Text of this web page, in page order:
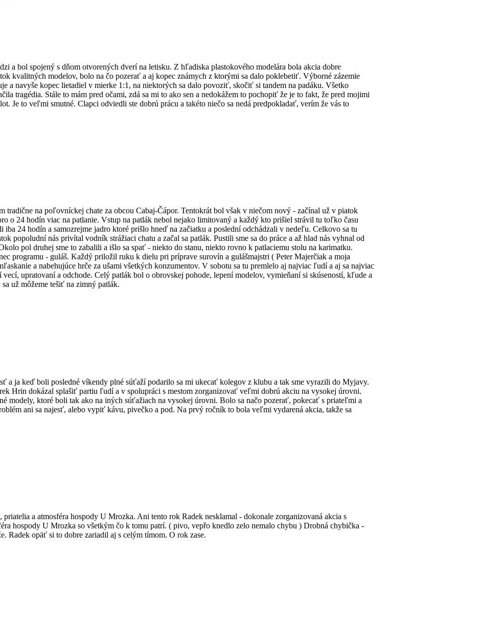
a bol spojený s dňom otvorených dverí na letisku. Z hľadiska plastokového modelára bola akcia dobre
kvalitných modelov, bolo na čo pozerať a aj kopec známych z ktorými sa dalo poklebetiť. Výborné zázemie
a navyše kopec lietadiel v mierke 1:1, na niektorých sa dalo povoziť, skočiť si tandem na padáku. Všetko
tragédia. Stále to mám pred očami, zdá sa mi to ako sen a nedokážem to pochopiť že je to fakt, že pred mojimi
Je to veľmi smutné. Clapci odviedli ste dobrú prácu a takéto niečo sa nedá predpokladať, verím že vás to
tradične na poľovníckej chate za obcou Cabaj-Čápor. Tentokrát bol však v niečom nový - začínal už v piatok
o 24 hodín viac na patlanie. Vstup na patlák nebol nejako limitovaný a každý kto prišiel strávil tu toľko času
24 hodín a samozrejme jadro ktoré prišlo hneď na začiatku a poslední odchádzali v nedeľu. Celkovo sa tu
popoludní nás privítal vodník strážiaci chatu a začal sa patlák. Pustili sme sa do práce a až hlad nás vyhnal od
pol druhej sme to zabalili a išlo sa spať - niekto do stanu, niekto rovno k patlaciemu stolu na karimatku.
programu - guláš. Každý priložil ruku k dielu pri príprave surovín a gulášmajstri ( Peter Majerčiak a moja
a nabehujúce hrče za ušami všetkých konzumentov. V sobotu sa tu premlelo aj najviac ľudí a aj sa najviac
upratovaní a odchode. Celý patlák bol o obrovskej pohode, lepení modelov, vymieňaní si skúseností, kľude a
už môžeme tešiť na zimný patlák.
a ja keď boli posledné víkendy plné súťaží podarilo sa mi ukecať kolegov z klubu a tak sme vyrazili do Myjavy.
Hrin dokázal splašiť partiu ľudí a v spolupráci s mestom zorganizovať veľmi dobrú akciu na vysokej úrovni.
modely, ktoré boli tak ako na iných súťažiach na vysokej úrovni. Bolo sa načo pozerať, pokecať s priateľmi a
ani sa najesť, alebo vypiť kávu, pivečko a pod. Na prvý ročník to bola veľmi vydarená akcia, takže sa
a atmosféra hospody U Mrozka. Ani tento rok Radek nesklamal - dokonale zorganizovaná akcia s
hospody U Mrozka so všetkým čo k tomu patrí. ( pivo, vepřo knedlo zelo nemalo chybu ) Drobná chybička -
Radek opäť si to dobre zariadil aj s celým tímom. O rok zase.